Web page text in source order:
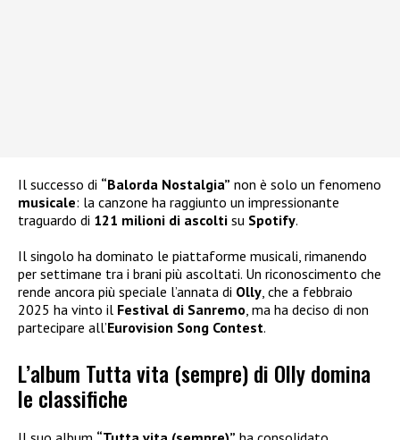
Il successo di “Balorda Nostalgia” non è solo un fenomeno
musicale: la canzone ha raggiunto un impressionante
traguardo di 121 milioni di ascolti su Spotify.
Il singolo ha dominato le piattaforme musicali, rimanendo
per settimane tra i brani più ascoltati. Un riconoscimento che
rende ancora più speciale l’annata di Olly, che a febbraio
2025 ha vinto il Festival di Sanremo, ma ha deciso di non
partecipare all’Eurovision Song Contest.
L’album Tutta vita (sempre) di Olly domina
le classifiche